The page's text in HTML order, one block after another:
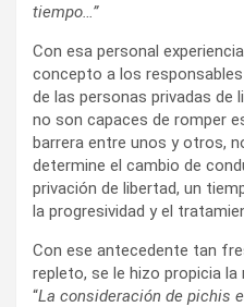
tiempo…”
Con esa personal
concepto a los
de las personas privadas de
no son capaces de romper
barrera entre unos y otros,
determine el cambio de
privación de libertad, un
la progresividad y el
Con ese antecedente tan
repleto, se le hizo propicia
“La consideración de pichis